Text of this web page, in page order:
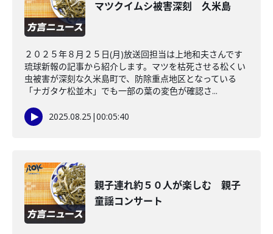
マツクイムシ被害深刻 久米島
２０２５年８月２５日(月)放送回担当は上地和夫さんです
琉球新報の記事から紹介します。マツを枯死させる松くい
虫被害が深刻な久米島町で、防除重点地区となっている
「ナガタケ松並木」でも一部の葉の変色が確認さ...
2025.08.25 |00:05:40
親子連れ約５０人が楽しむ 親子
童謡コンサート